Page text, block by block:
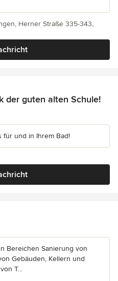
Herner Straße 335-343,
der guten alten Schule!
von 5 Sternen
für und in Ihrem Bad!
Bereichen Sanierung von
Gebäuden, Kellern und
T...